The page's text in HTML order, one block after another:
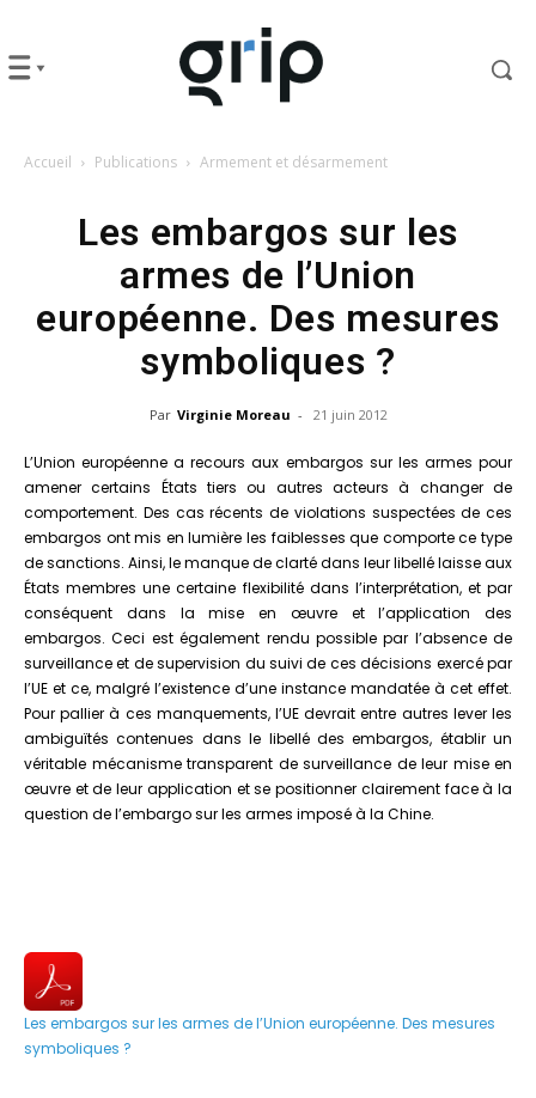
Accueil Publications Armement et désarmement
Les embargos sur les
armes de l’Union
européenne. Des mesures
symboliques ?
Par Virginie Moreau - 21 juin 2012
L’Union européenne a recours aux embargos sur les armes pour
amener certains États tiers ou autres acteurs à changer de
comportement. Des cas récents de violations suspectées de ces
embargos ont mis en lumière les faiblesses que comporte ce type
de sanctions. Ainsi, le manque de clarté dans leur libellé laisse aux
États membres une certaine flexibilité dans l’interprétation, et par
conséquent dans la mise en œuvre et l’application des
embargos. Ceci est également rendu possible par l’absence de
surveillance et de supervision du suivi de ces décisions exercé par
l’UE et ce, malgré l’existence d’une instance mandatée à cet effet.
Pour pallier à ces manquements, l’UE devrait entre autres lever les
ambiguïtés contenues dans le libellé des embargos, établir un
véritable mécanisme transparent de surveillance de leur mise en
œuvre et de leur application et se positionner clairement face à la
question de l’embargo sur les armes imposé à la Chine.
Les embargos sur les armes de l’Union européenne. Des mesures
symboliques ?